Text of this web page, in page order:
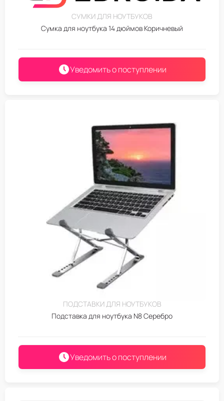
СУМКИ ДЛЯ НОУТБУКОВ
Сумка для ноутбука 14 дюймов Коричневый
Уведомить о поступлении
ПОДСТАВКИ ДЛЯ НОУТБУКОВ
Подставка для ноутбука N8 Серебро
Уведомить о поступлении